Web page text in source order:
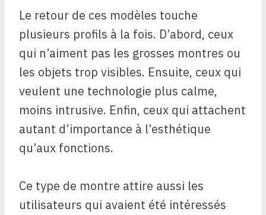
Le retour de ces modèles touche
plusieurs profils à la fois. D’abord, ceux
qui n’aiment pas les grosses montres ou
les objets trop visibles. Ensuite, ceux qui
veulent une technologie plus calme,
moins intrusive. Enfin, ceux qui attachent
autant d’importance à l’esthétique
qu’aux fonctions.
Ce type de montre attire aussi les
utilisateurs qui avaient été intéressés